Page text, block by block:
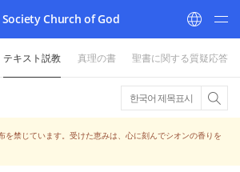
Church of God
テキスト説教 真理の書 聖書に関する質疑応答
한국어 제목표시
を禁じています。受けた恵みは、心に刻んでシオンの香りを